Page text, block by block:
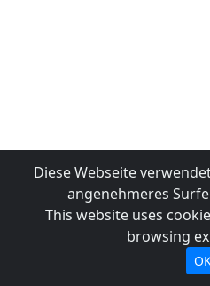
Diese Webseite
angenehmeres
This website uses
browsing